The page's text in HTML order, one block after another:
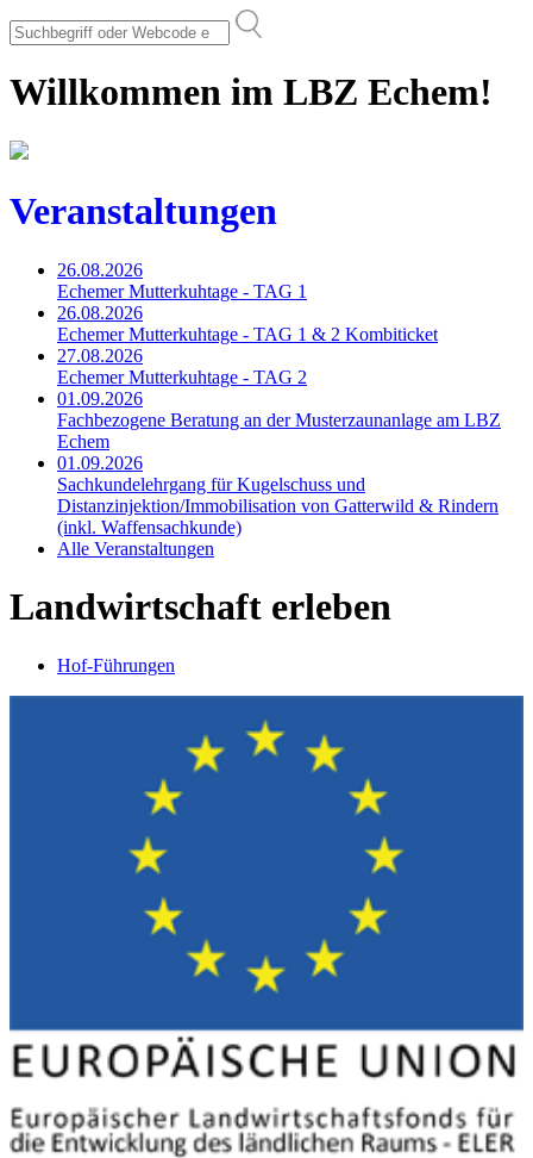
Willkommen im LBZ Echem!
Veranstaltungen
26.08.2026
Echemer Mutterkuhtage - TAG 1
26.08.2026
Echemer Mutterkuhtage - TAG 1 & 2 Kombiticket
27.08.2026
Echemer Mutterkuhtage - TAG 2
01.09.2026
Fachbezogene Beratung an der Musterzaunanlage am LBZ
Echem
01.09.2026
Sachkundelehrgang für Kugelschuss und
Distanzinjektion/Immobilisation von Gatterwild & Rindern
(inkl. Waffensachkunde)
Alle Veranstaltungen
Landwirtschaft erleben
Hof-Führungen